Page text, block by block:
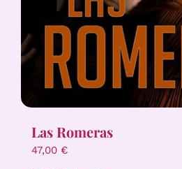
Las Romeras
47,00 €